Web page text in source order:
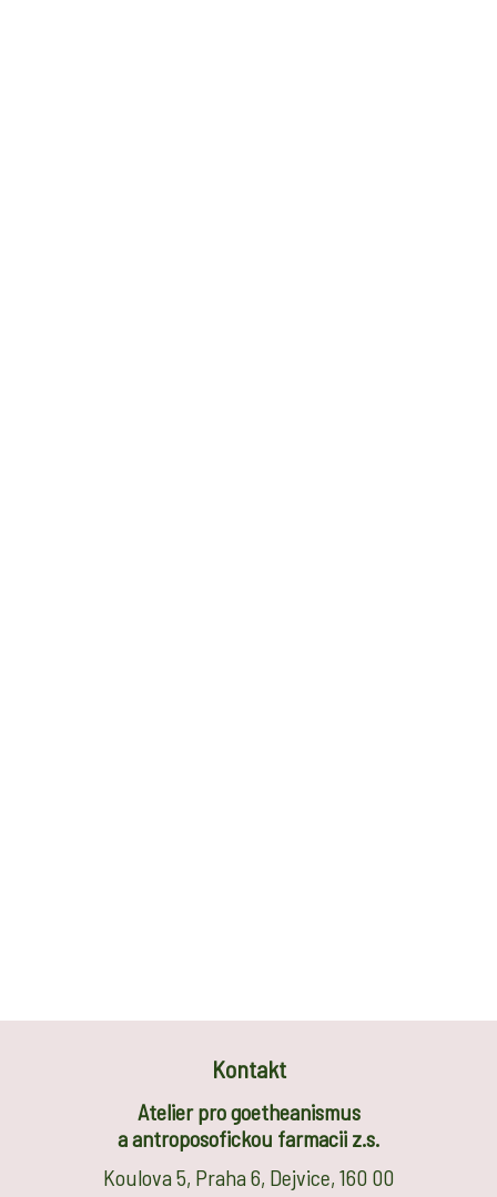
Kontakt
Atelier pro goetheanismus
a antroposofickou farmacii z.s.
Koulova 5, Praha 6, Dejvice, 160 00